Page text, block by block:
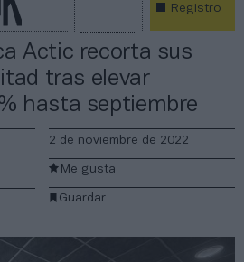
Registro
Actic recorta sus
tras elevar
hasta septiembre
2 de noviembre de 2022
Guardar
Me gusta